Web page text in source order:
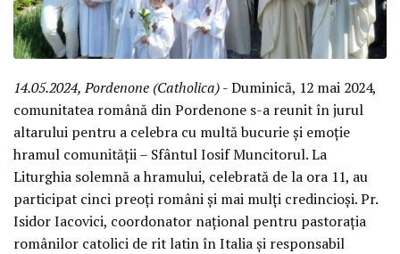
14.05.2024, Pordenone (Catholica)- Duminică, 12 mai 2024,
comunitatea română din Pordenone s-a reunit în jurul
altarului pentru a celebra cu multă bucurie și emoție
hramul comunității – Sfântul Iosif Muncitorul. La
Liturghia solemnă a hramului, celebrată de la ora 11, au
participat cinci preoți români și mai mulți credincioși. Pr.
Isidor Iacovici, coordonator național pentru pastorația
românilor catolici de rit latin în Italia și responsabil